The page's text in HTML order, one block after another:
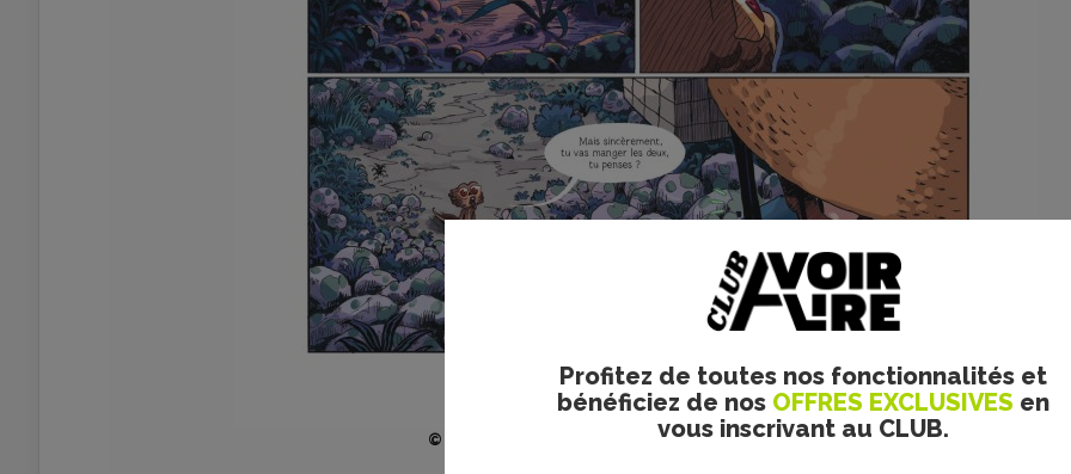
Profitez de toutes nos fonctionnalités et
bénéficiez de nos OFFRES EXCLUSIVES en
vous inscrivant au CLUB.
© Zoé B. Simpson & Geoffroy Monde, Dargaud 2025